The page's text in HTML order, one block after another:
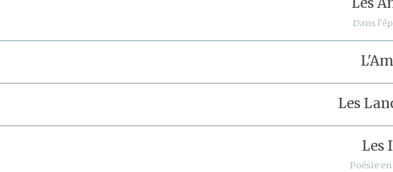
Dans
Les
Les
Poésie